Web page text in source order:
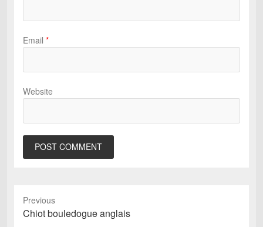
Email *
Website
Previous
Previous
Chiot bouledogue anglais